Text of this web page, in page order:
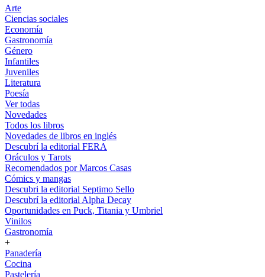
Arte
Ciencias sociales
Economía
Gastronomía
Género
Infantiles
Juveniles
Literatura
Poesía
Ver todas
Novedades
Todos los libros
Novedades de libros en inglés
Descubrí la editorial FERA
Oráculos y Tarots
Recomendados por Marcos Casas
Cómics y mangas
Descubri la editorial Septimo Sello
Descubrí la editorial Alpha Decay
Oportunidades en Puck, Titania y Umbriel
Vinilos
Gastronomía
+
Panadería
Cocina
Pastelería